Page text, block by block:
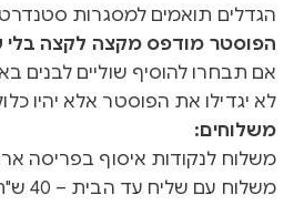
הגדלים תואמים למסגרות
הפוסטר מודפס מקצה לקצה בלי
אם תבחרו להוסיף שוליים לבנים
לא יגדילו את הפוסטר אלא יהיו
משלוחים:
משלוח לנקודות איסוף בפריסה
משלוח עם שליח עד הבית – 40 ש"ח